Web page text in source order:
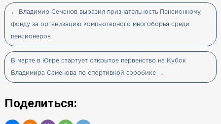
← Владимир Семенов выразил признательность Пенсионному
фонду за организацию компьютерного многоборья среди
пенсионеров
В марте в Югре стартует открытое первенство на Кубок
Владимира Семенова по спортивной аэробике →
Поделиться: